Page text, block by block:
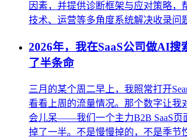
因素，并提供诊断框架与应对策略，
技术、运营等多角度系统解决收录问
2026年，我在SaaS公司做AI搜
了半条命
三月的某个周二早上，我照常打开
看看上周的流量情况。那个数字让我
会儿呆——我们一个主力B2B SaaS页
掉了一半。不是慢慢掉的，不是季节